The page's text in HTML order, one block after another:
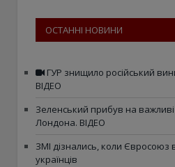
ОСТАННІ НОВИНИ
ГУР знищило російський
ВІДЕО
Зеленський прибув на
Лондона. ВІДЕО
ЗМІ дізнались, коли
українців